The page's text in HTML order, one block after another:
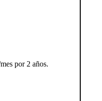
por 2 años.